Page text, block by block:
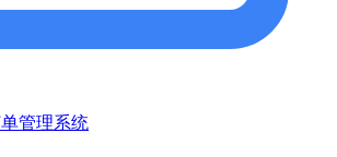
管理系统